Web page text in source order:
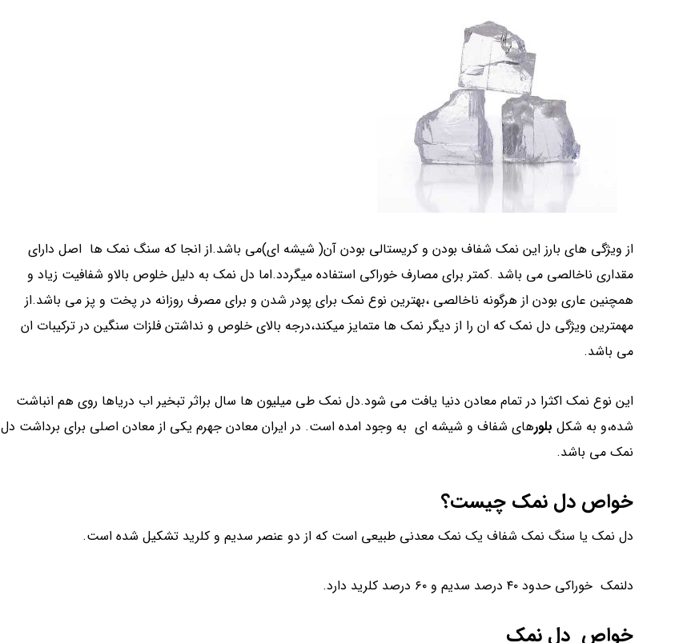
از ویژگی های بارز این نمک شفاف بودن و کریستالی بودن آن( شیشه ای)می باشد.از انجا که سنگ نمک ها اصل دارای
مقداری ناخالصی می باشد .کمتر برای مصارف خوراکی استفاده میگردد.اما دل نمک به دلیل خلوص بالاو شفافیت زیاد و
همچنین عاری بودن از هرگونه ناخالصی ،بهترین نوع نمک برای پودر شدن و برای مصرف روزانه در پخت و پز می باشد.از
مهمترین ویژگی دل نمک که ان را از دیگر نمک ها متمایز میکند،درجه بالای خلوص و نداشتن فلزات سنگین در ترکیبات ان
می باشد.
این نوع نمک اکثرا در تمام معادن دنیا یافت می شود.دل نمک طی میلیون ها سال براثر تبخیر اب دریاها روی هم انباشت
شده،و به شکل بلورهای شفاف و شیشه ای به وجود امده است. در ایران معادن جهرم یکی از معادن اصلی برای برداشت دل
نمک می باشد.
خواص دل نمک چیست؟
دل نمک یا سنگ نمک شفاف یک نمک معدنی طبیعی است که از دو عنصر سدیم و کلرید تشکیل شده است.
دلنمک خوراکی حدود ۴۰ درصد سدیم و ۶۰ درصد کلرید دارد.
خواص دل نمک